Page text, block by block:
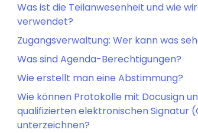
Was ist die Teilanwesenheit und wie
verwendet?
Zugangsverwaltung: Wer kann was
Was sind Agenda-Berechtigungen?
Wie erstellt man eine Abstimmung?
Wie können Protokolle mit Docusign
qualifizierten elektronischen Signatur
unterzeichnen?